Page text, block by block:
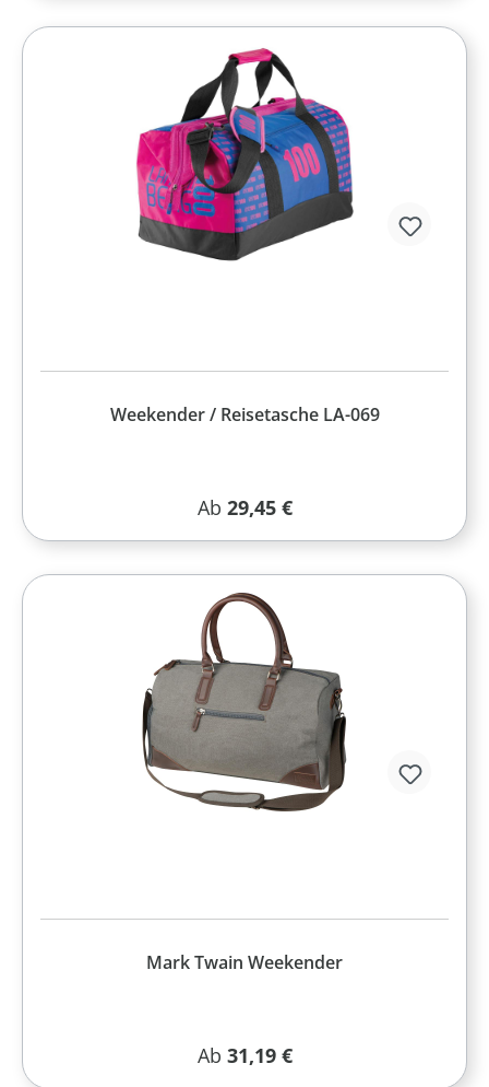
Weekender / Reisetasche LA-069
Regulärer Preis:
Ab 29,45 €
Mark Twain Weekender
Regulärer Preis:
Ab 31,19 €